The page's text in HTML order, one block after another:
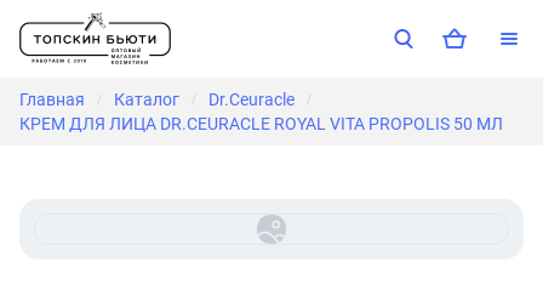
Главная / Каталог / Dr.Ceuracle /
КРЕМ ДЛЯ ЛИЦА DR.CEURACLE ROYAL VITA PROPOLIS 50 МЛ